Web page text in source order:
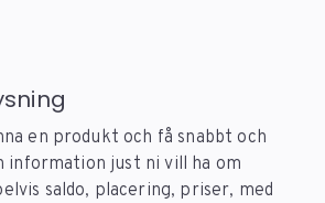
en produkt och få snabbt och
information just ni vill ha om
saldo, placering, priser, med